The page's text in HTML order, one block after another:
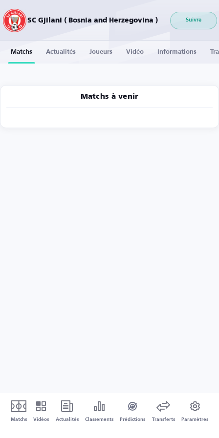
SC Gjilani ( Bosnia and Herzegovina ) Suivre
Matchs Actualités Joueurs Vidéo Informations
Matchs à venir
Matchs Vidéos Actualités Classements Prédictions Transferts Paramètres